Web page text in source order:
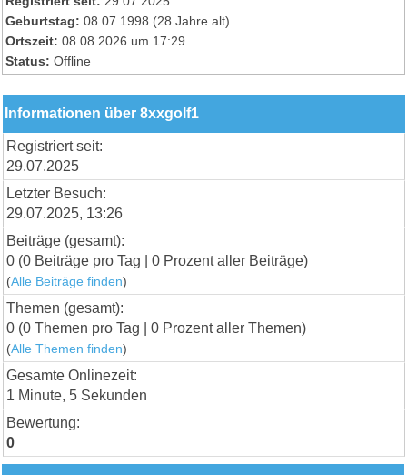
Geburtstag: 08.07.1998 (28 Jahre alt)
Ortszeit: 08.08.2026 um 17:29
Status: Offline
Informationen über 8xxgolf1
Registriert seit:
29.07.2025
Letzter Besuch:
29.07.2025, 13:26
Beiträge (gesamt):
0 (0 Beiträge pro Tag | 0 Prozent aller Beiträge)
(Alle Beiträge finden)
Themen (gesamt):
0 (0 Themen pro Tag | 0 Prozent aller Themen)
(Alle Themen finden)
Gesamte Onlinezeit:
1 Minute, 5 Sekunden
Bewertung:
0